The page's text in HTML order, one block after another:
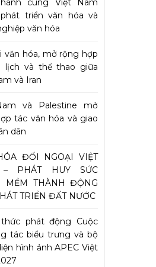
cùng Việt Nam
triển văn hóa và
văn hóa
văn hóa, mở rộng hợp
lịch và thể thao giữa
và Iran
và Palestine mở
tác văn hóa và giao
dân
ĐỐI NGOẠI VIỆT
PHÁT HUY SỨC
MỀM THÀNH ĐỘNG
TRIỂN ĐẤT NƯỚC
thức phát động Cuộc
tác biểu trưng và bộ
hình ảnh APEC Việt